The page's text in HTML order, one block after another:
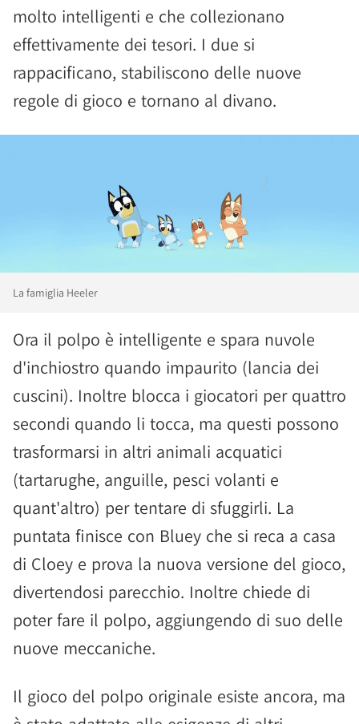
molto intelligenti e che collezionano
effettivamente dei tesori. I due si
rappacificano, stabiliscono delle nuove
regole di gioco e tornano al divano.
La famiglia Heeler
Ora il polpo è intelligente e spara nuvole
d'inchiostro quando impaurito (lancia dei
cuscini). Inoltre blocca i giocatori per quattro
secondi quando li tocca, ma questi possono
trasformarsi in altri animali acquatici
(tartarughe, anguille, pesci volanti e
quant'altro) per tentare di sfuggirli. La
puntata finisce con Bluey che si reca a casa
di Cloey e prova la nuova versione del gioco,
divertendosi parecchio. Inoltre chiede di
poter fare il polpo, aggiungendo di suo delle
nuove meccaniche.
Il gioco del polpo originale esiste ancora, ma